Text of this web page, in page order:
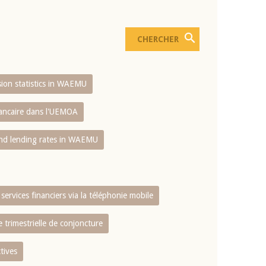
statistics in WAEMU
dans l'UEMOA
lending rates in WAEMU
financiers via la téléphonie mobile
trimestrielle de conjoncture